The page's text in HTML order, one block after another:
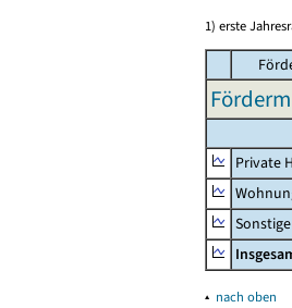
1) erste
Private
Sonstige
▴ nach oben